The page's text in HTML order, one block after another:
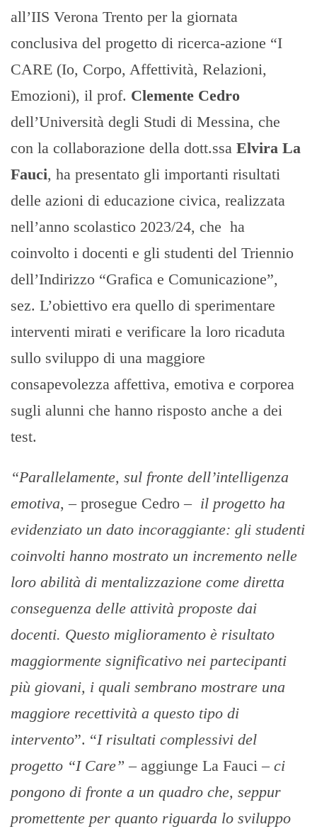
all’IIS Verona Trento per la giornata
conclusiva del progetto di ricerca-azione “I
CARE (Io, Corpo, Affettività, Relazioni,
Emozioni), il prof. Clemente Cedro
dell’Università degli Studi di Messina, che
con la collaborazione della dott.ssa Elvira La
Fauci, ha presentato gli importanti risultati
delle azioni di educazione civica, realizzata
nell’anno scolastico 2023/24, che ha
coinvolto i docenti e gli studenti del Triennio
dell’Indirizzo “Grafica e Comunicazione”,
sez. L’obiettivo era quello di sperimentare
interventi mirati e verificare la loro ricaduta
sullo sviluppo di una maggiore
consapevolezza affettiva, emotiva e corporea
sugli alunni che hanno risposto anche a dei
test.
“Parallelamente, sul fronte dell’intelligenza
emotiva, – prosegue Cedro – il progetto ha
evidenziato un dato incoraggiante: gli studenti
coinvolti hanno mostrato un incremento nelle
loro abilità di mentalizzazione come diretta
conseguenza delle attività proposte dai
docenti. Questo miglioramento è risultato
maggiormente significativo nei partecipanti
più giovani, i quali sembrano mostrare una
maggiore recettività a questo tipo di
intervento”. “I risultati complessivi del
progetto “I Care” – aggiunge La Fauci – ci
pongono di fronte a un quadro che, seppur
promettente per quanto riguarda lo sviluppo